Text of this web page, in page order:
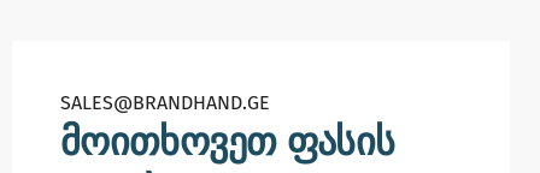
SALES@BRANDHAND.GE​
მოითხოვეთ ფასის